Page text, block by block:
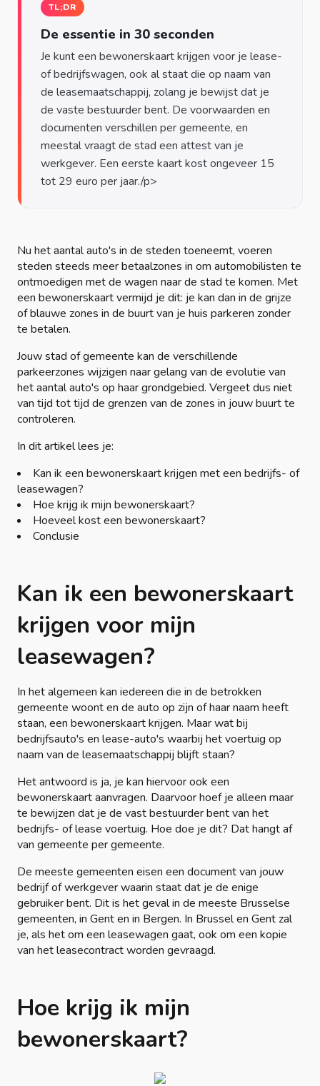
TL;DR
De essentie in 30 seconden
Je kunt een bewonerskaart krijgen voor je lease-
of bedrijfswagen, ook al staat die op naam van
de leasemaatschappij, zolang je bewijst dat je
de vaste bestuurder bent. De voorwaarden en
documenten verschillen per gemeente, en
meestal vraagt de stad een attest van je
werkgever. Een eerste kaart kost ongeveer 15
Nu het aantal auto's in de steden toeneemt, voeren
steden steeds meer betaalzones in om automobilisten te
ontmoedigen met de wagen naar de stad te komen. Met
een bewonerskaart vermijd je dit: je kan dan in de grijze
of blauwe zones in de buurt van je huis parkeren zonder
te betalen.
Jouw stad of gemeente kan de verschillende
parkeerzones wijzigen naar gelang van de evolutie van
het aantal auto's op haar grondgebied. Vergeet dus niet
van tijd tot tijd de grenzen van de zones in jouw buurt te
controleren.
In dit artikel lees je:
Kan ik een bewonerskaart krijgen met een bedrijfs- of
leasewagen?
Hoe krijg ik mijn bewonerskaart?
Hoeveel kost een bewonerskaart?
Conclusie
Kan ik een bewonerskaart
krijgen voor mijn
leasewagen?
In het algemeen kan iedereen die in de betrokken
gemeente woont en de auto op zijn of haar naam heeft
staan, een bewonerskaart krijgen. Maar wat bij
bedrijfsauto's en lease-auto's waarbij het voertuig op
naam van de leasemaatschappij blijft staan?
Het antwoord is ja, je kan hiervoor ook een
bewonerskaart aanvragen. Daarvoor hoef je alleen maar
te bewijzen dat je de vast bestuurder bent van het
bedrijfs- of lease voertuig. Hoe doe je dit? Dat hangt af
van gemeente per gemeente.
De meeste gemeenten eisen een document van jouw
bedrijf of werkgever waarin staat dat je de enige
gebruiker bent. Dit is het geval in de meeste Brusselse
gemeenten, in Gent en in Bergen. In Brussel en Gent zal
je, als het om een leasewagen gaat, ook om een kopie
van het leasecontract worden gevraagd.
Hoe krijg ik mijn
bewonerskaart?